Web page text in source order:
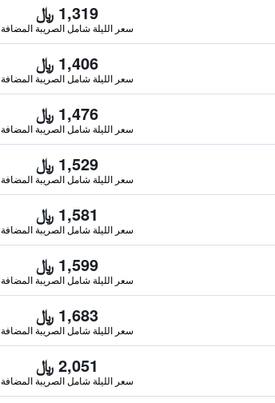
1,319 ﷼
سعر الليلة شامل الصريبة المضافة
1,406 ﷼
سعر الليلة شامل الصريبة المضافة
1,476 ﷼
سعر الليلة شامل الصريبة المضافة
1,529 ﷼
سعر الليلة شامل الصريبة المضافة
1,581 ﷼
سعر الليلة شامل الصريبة المضافة
1,599 ﷼
سعر الليلة شامل الصريبة المضافة
1,683 ﷼
سعر الليلة شامل الصريبة المضافة
2,051 ﷼
سعر الليلة شامل الصريبة المضافة